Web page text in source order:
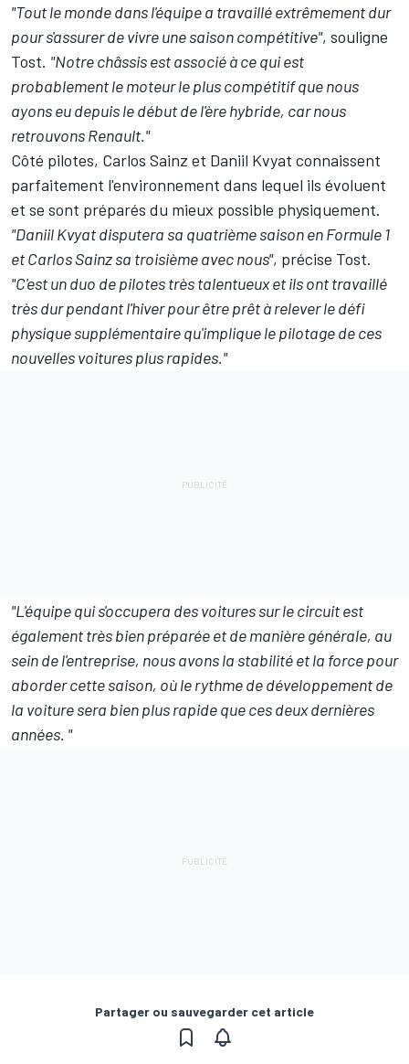
"Tout le monde dans l'équipe a travaillé extrêmement dur
pour s'assurer de vivre une saison compétitive", souligne
Tost. "Notre châssis est associé à ce qui est
probablement le moteur le plus compétitif que nous
ayons eu depuis le début de l'ère hybride, car nous
retrouvons Renault."
Côté pilotes, Carlos Sainz et Daniil Kvyat connaissent
parfaitement l'environnement dans lequel ils évoluent
et se sont préparés du mieux possible physiquement.
"Daniil Kvyat disputera sa quatrième saison en Formule 1
et Carlos Sainz sa troisième avec nous", précise Tost.
"C'est un duo de pilotes très talentueux et ils ont travaillé
très dur pendant l'hiver pour être prêt à relever le défi
physique supplémentaire qu'implique le pilotage de ces
nouvelles voitures plus rapides."
"L'équipe qui s'occupera des voitures sur le circuit est
également très bien préparée et de manière générale, au
sein de l'entreprise, nous avons la stabilité et la force pour
aborder cette saison, où le rythme de développement de
la voiture sera bien plus rapide que ces deux dernières
années. "
Partager ou sauvegarder cet article